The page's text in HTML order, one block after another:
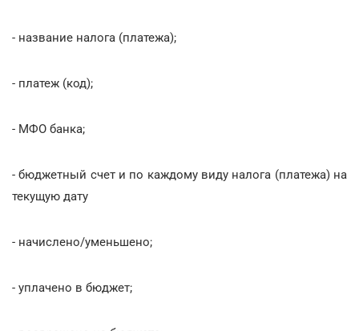
- название налога (платежа);
- платеж (код);
- МФО банка;
- бюджетный счет и по каждому виду налога (платежа) на
текущую дату
- начислено/уменьшено;
- уплачено в бюджет;